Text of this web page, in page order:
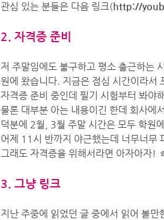
관심 있는 분들은 다음 링크(http://
2. 자격증 준비
저 주말임에도 불구하고 평소 출근하는
원에 왔습니다. 지금은 점심 시간이라서
자격증 준비 중인데 필기 시험부터 봐야
물론 대부분 아는 내용이긴 한데 회사에
덕분에 2월, 3월 주말 시간은 모두 학원
어제 11시 반까지 야근했는데 너무너무
그래도 자격증을 위해서라면 아자아자!
3. 그냥 링크
지난 주중에 읽었던 글 중에서 읽어 볼